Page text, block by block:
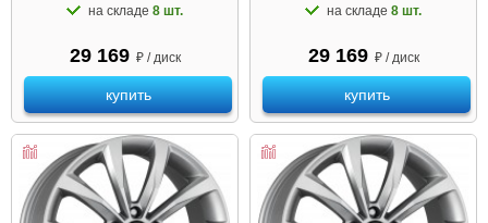
на складе 8 шт.
29 169 ₽ / диск
купить
на складе 8 шт.
29 169 ₽ / диск
купить